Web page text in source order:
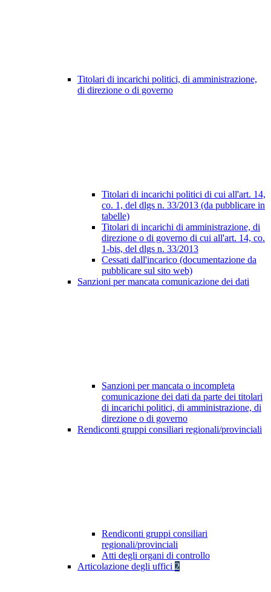
Titolari di incarichi politici, di amministrazione,
di direzione o di governo
Titolari di incarichi politici di cui all'art. 14,
co. 1, del dlgs n. 33/2013 (da pubblicare in
tabelle)
Titolari di incarichi di amministrazione, di
direzione o di governo di cui all'art. 14, co.
1-bis, del dlgs n. 33/2013
Cessati dall'incarico (documentazione da
pubblicare sul sito web)
Sanzioni per mancata comunicazione dei dati
Sanzioni per mancata o incompleta
comunicazione dei dati da parte dei titolari
di incarichi politici, di amministrazione, di
direzione o di governo
Rendiconti gruppi consiliari regionali/provinciali
Rendiconti gruppi consiliari
regionali/provinciali
Atti degli organi di controllo
Articolazione degli uffici 2